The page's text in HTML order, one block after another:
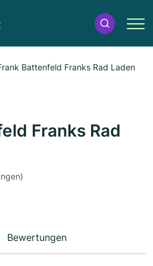
Battenfeld Franks Rad Laden
Franks Rad
Bewertungen